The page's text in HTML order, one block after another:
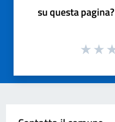
su questa pagina?